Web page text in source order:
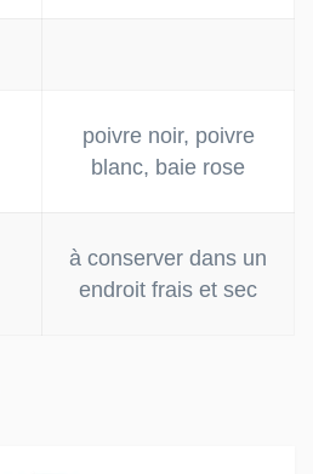
poivre noir, poivre
blanc, baie rose
à conserver dans un
endroit frais et sec